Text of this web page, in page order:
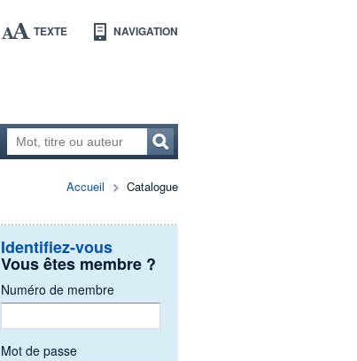
TEXTE NAVIGATION
Accueil Catalogue
Identifiez-vous
Vous êtes membre ?
Numéro de membre
Mot de passe